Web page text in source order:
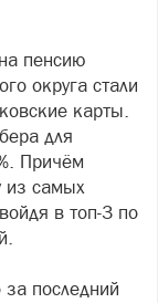
пенсию
округа стали
карты.
для
Причём
из самых
в топ-3 по
последний